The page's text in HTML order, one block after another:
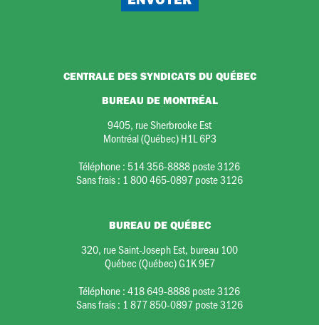
CENTRALE DES SYNDICATS DU QUÉBEC
BUREAU DE MONTRÉAL
9405, rue Sherbrooke Est
Montréal (Québec) H1L 6P3
Téléphone : 514 356-8888 poste 3126
Sans frais : 1 800 465-0897 poste 3126
BUREAU DE QUÉBEC
320, rue Saint-Joseph Est, bureau 100
Québec (Québec) G1K 9E7
Téléphone :418 649-8888 poste 3126
Sans frais : 1 877 850-0897 poste 3126